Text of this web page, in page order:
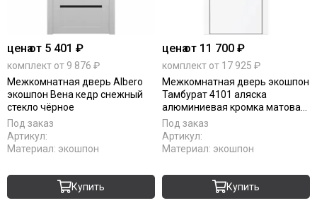
ценаот 5 401 ₽
комплект от 9 876 ₽
Межкомнатная дверь Albero
экошпон Вена кедр снежный
стекло чёрное
Под заказ
Артикул:
Материал: экошпон
Купить
ценаот 11 700 ₽
комплект от 17 925 ₽
Межкомнатная дверь экошпон
Тамбурат 4101 аляска
алюминиевая кромка матовая
глухая
Под заказ
Артикул:
Материал: экошпон
Купить